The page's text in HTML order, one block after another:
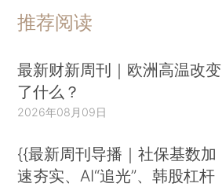
推荐阅读
最新财新周刊｜欧洲高温改变
了什么？
2026年08月09日
{{最新周刊导播｜社保基数加
速夯实、AI“追光”、韩股杠杆